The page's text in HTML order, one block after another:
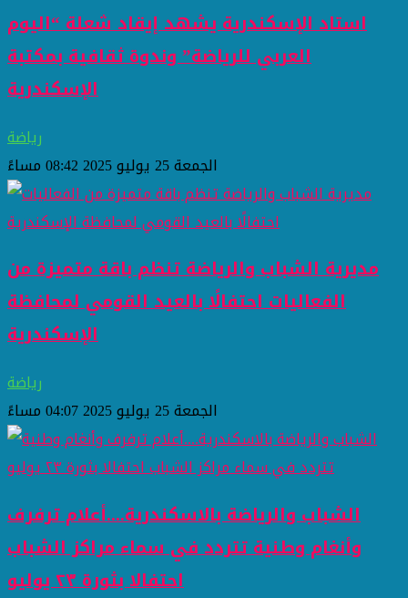
استاد الإسكندرية يشهد إيقاد شعلة “اليوم
العربي للرياضة” وندوة ثقافية بمكتبة
الإسكندرية
رياضة
الجمعة 25 يوليو 2025 08:42 مساءً
مديرية الشباب والرياضة تنظم باقة متميزة من
الفعاليات احتفالًا بالعيد القومي لمحافظة
الإسكندرية
رياضة
الجمعة 25 يوليو 2025 04:07 مساءً
الشباب والرياضة بالاسكندرية....أعلام ترفرف
وأنغام وطنية تتردد في سماء مراكز الشباب
احتفالا بثورة ٢٣ يوليو